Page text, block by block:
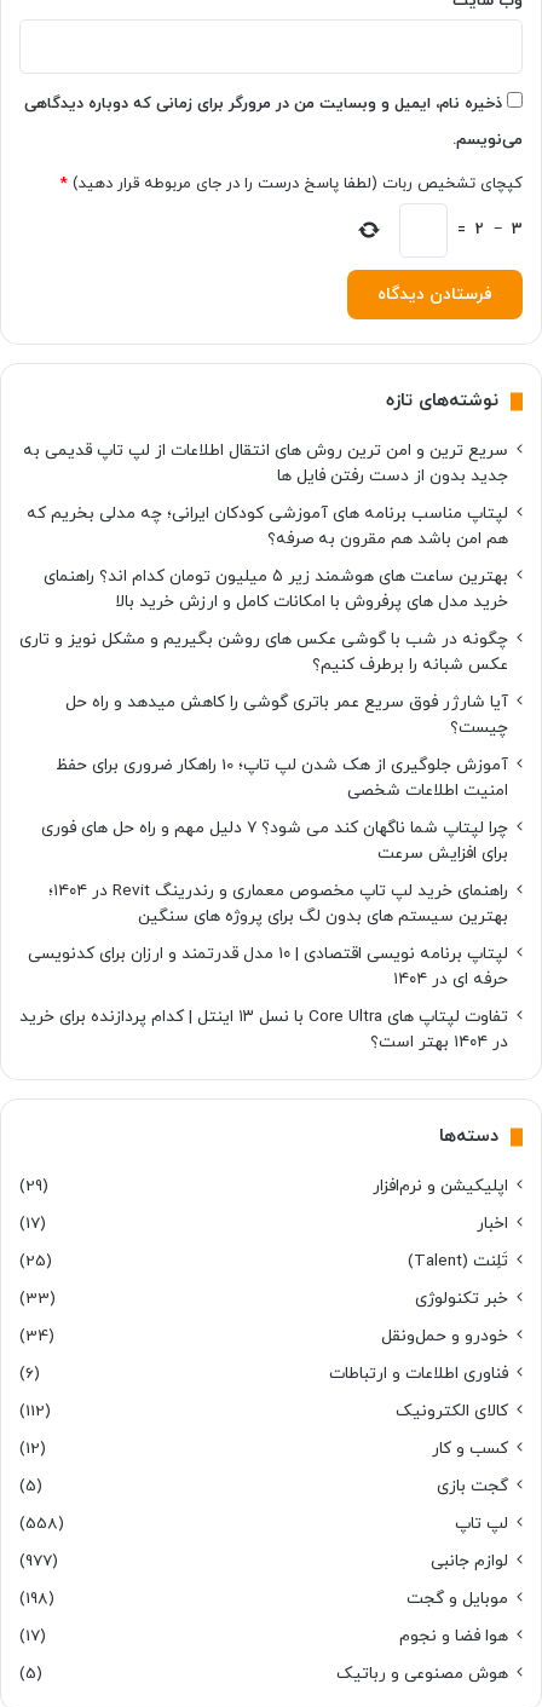
ن
ی‌
د
د
ذخیره نام، ایمیل و وبسایت من در مرورگر برای زمانی که دوباره دیدگاهی
می‌نویسم.
کپچای تشخیص ربات (لطفا پاسخ درست را در جای مربوطه قرار دهید) *
3
−
2
=
نوشته‌های تازه
سریع ترین و امن ترین روش های انتقال اطلاعات از لپ تاپ قدیمی به
جدید بدون از دست رفتن فایل ها
لپتاپ مناسب برنامه های آموزشی کودکان ایرانی؛ چه مدلی بخریم که
هم امن باشد هم مقرون به صرفه؟
بهترین ساعت های هوشمند زیر ۵ میلیون تومان کدام اند؟ راهنمای
خرید مدل های پرفروش با امکانات کامل و ارزش خرید بالا
چگونه در شب با گوشی عکس های روشن بگیریم و مشکل نویز و تاری
عکس شبانه را برطرف کنیم؟
آیا شارژر فوق سریع عمر باتری گوشی را کاهش میدهد و راه حل
چیست؟
آموزش جلوگیری از هک شدن لپ تاپ؛ 10 راهکار ضروری برای حفظ
امنیت اطلاعات شخصی
چرا لپتاپ شما ناگهان کند می شود؟ ۷ دلیل مهم و راه حل های فوری
برای افزایش سرعت
راهنمای خرید لپ تاپ مخصوص معماری و رندرینگ Revit در ۱۴۰۴؛
بهترین سیستم های بدون لگ برای پروژه های سنگین
لپتاپ برنامه نویسی اقتصادی | ۱۰ مدل قدرتمند و ارزان برای کدنویسی
حرفه ای در ۱۴۰۴
تفاوت لپتاپ های Core Ultra با نسل ۱۳ اینتل | کدام پردازنده برای خرید
در ۱۴۰۴ بهتر است؟
دسته‌ها
اپلیکیشن و نرم‌افزار
(29)
اخبار
(17)
تَلِنت (Talent)
(25)
خبر تکنولوژی
(33)
خودرو و حمل‌و‌نقل
(34)
فناوری اطلاعات و ارتباطات
(6)
کالای الکترونیک
(112)
کسب و کار
(12)
گجت بازی
(5)
لپ تاپ
(558)
لوازم جانبی
(977)
موبایل و گجت
(198)
هوا فضا و نجوم
(17)
هوش مصنوعی و رباتیک
(5)